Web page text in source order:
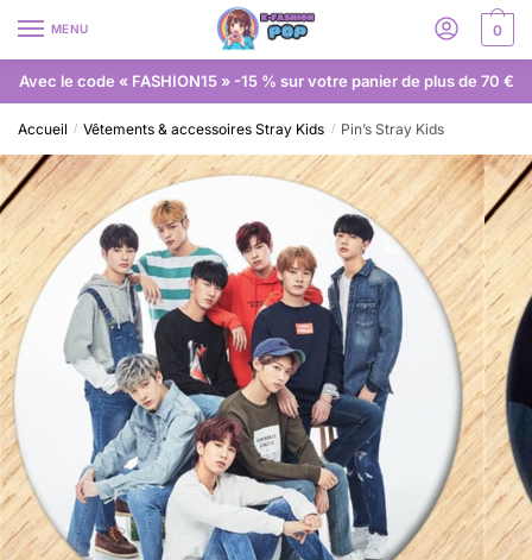
MENU 0
Avec le code « FASHION15 » -15 % sur votre panier de plus de 70 €
Accueil / Vêtements & accessoires Stray Kids / Pin’s Stray Kids